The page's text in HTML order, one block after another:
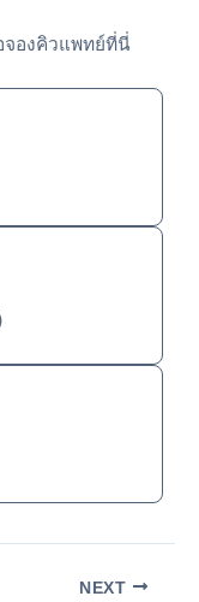
องคิวแพทย์ที่นี่
NEXT